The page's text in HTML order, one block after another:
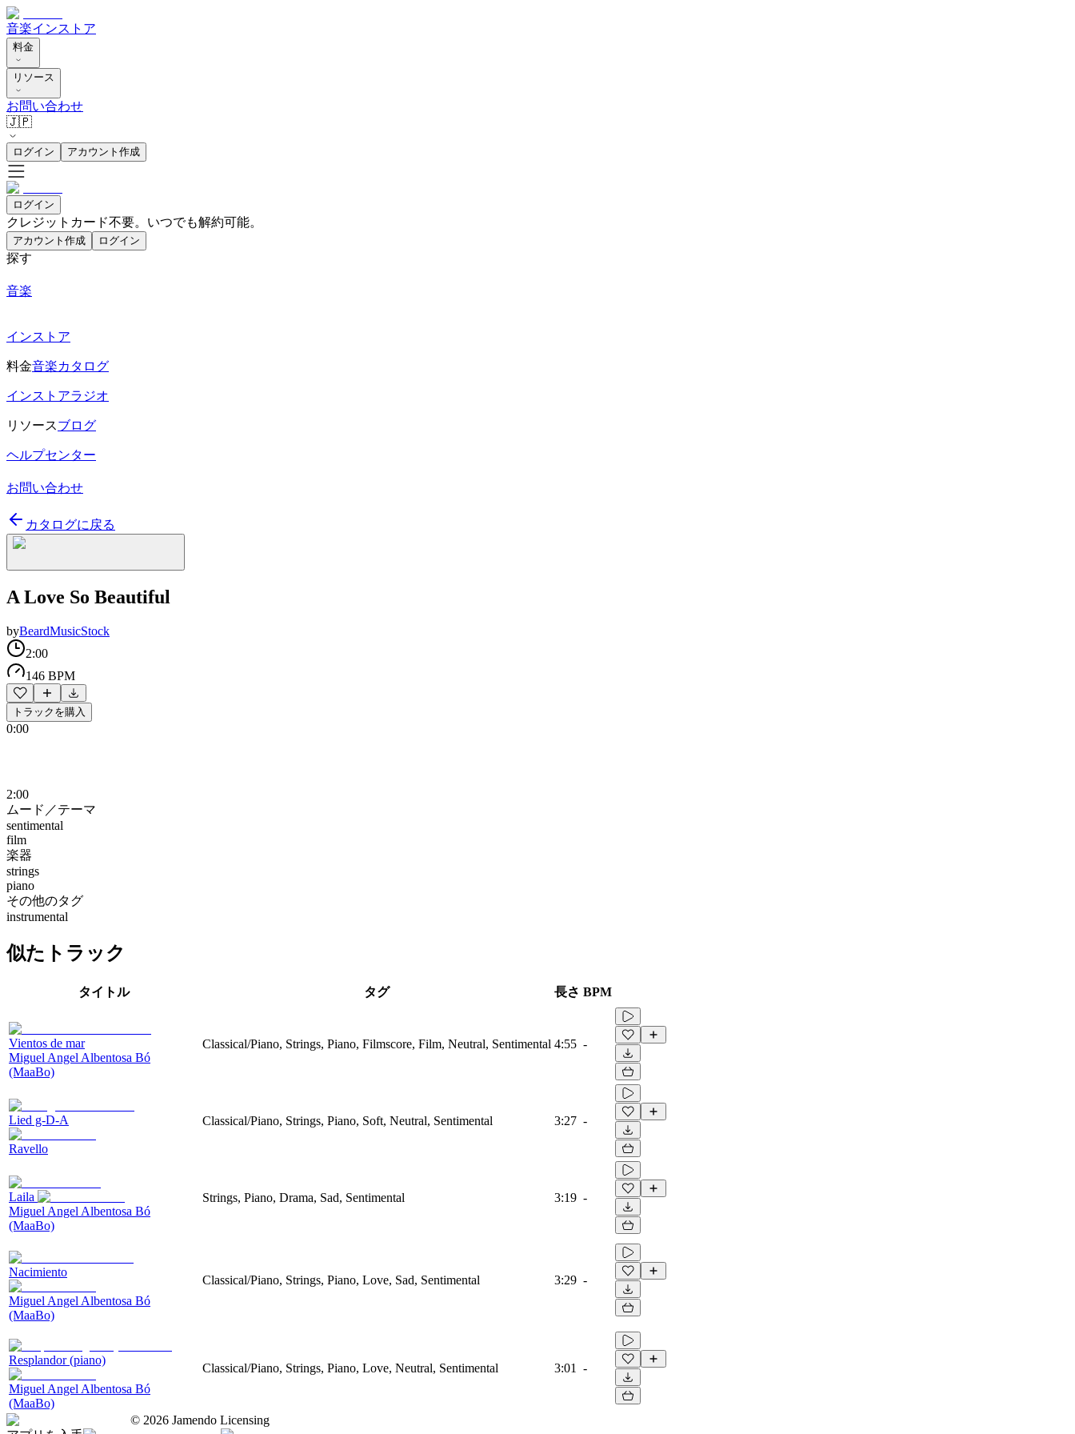
音楽インストア
料金
リソース
お問い合わせ
🇯🇵
ログイン アカウント作成
ログイン
クレジットカード不要。いつでも解約可能。
アカウント作成 ログイン
探す
音楽
インストア
料金音楽カタログ
インストアラジオ
リソースブログ
ヘルプセンター
お問い合わせ
カタログに戻る
A Love So Beautiful
byBeardMusicStock
2:00
146 BPM
トラックを購入
0:00
2:00
ムード／テーマ
sentimental
film
楽器
strings
piano
その他のタグ
instrumental
似たトラック
タイトル タグ 長さ BPM
Vientos de mar
Miguel Angel Albentosa Bó
(MaaBo)
Classical/Piano, Strings, Piano, Filmscore, Film, Neutral, Sentimental 4:55 -
Lied g-D-A
Ravello
Classical/Piano, Strings, Piano, Soft, Neutral, Sentimental 3:27 -
Laila
Miguel Angel Albentosa Bó
(MaaBo)
Strings, Piano, Drama, Sad, Sentimental 3:19 -
Nacimiento
Miguel Angel Albentosa Bó
(MaaBo)
Classical/Piano, Strings, Piano, Love, Sad, Sentimental 3:29 -
Resplandor (piano)
Miguel Angel Albentosa Bó
(MaaBo)
Classical/Piano, Strings, Piano, Love, Neutral, Sentimental 3:01 -
© 2026 Jamendo Licensing